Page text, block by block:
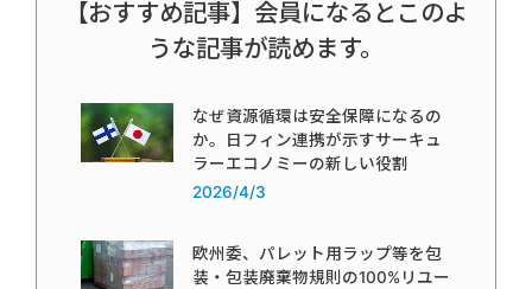
【おすすめ記事】会員になるとこのよ
うな記事が読めます。
なぜ資源循環は安全保障になるの
か。日フィン連携が示すサーキュ
ラーエコノミーの新しい役割
2026/4/3
欧州委、パレット用ラップ等を包
装・包装廃棄物規則の100%リユー